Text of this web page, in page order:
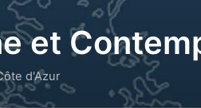
et
d'Azur